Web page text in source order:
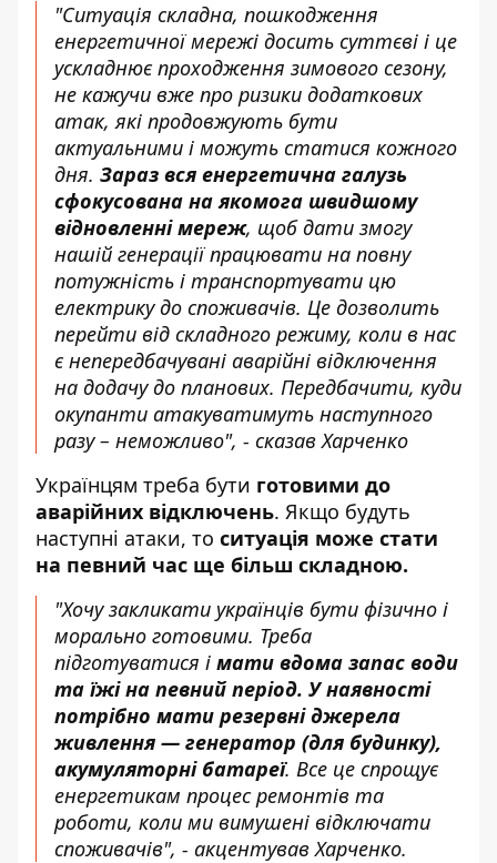
"Ситуація складна, пошкодження
енергетичної мережі досить суттєві і це
ускладнює проходження зимового сезону,
не кажучи вже про ризики додаткових
атак, які продовжують бути
актуальними і можуть статися кожного
дня. Зараз вся енергетична галузь
сфокусована на якомога швидшому
відновленні мереж, щоб дати змогу
нашій генерації працювати на повну
потужність і транспортувати цю
електрику до споживачів. Це дозволить
перейти від складного режиму, коли в нас
є непередбачувані аварійні відключення
на додачу до планових. Передбачити, куди
окупанти атакуватимуть наступного
разу – неможливо", - сказав Харченко
Українцям треба бути готовими до
аварійних відключень. Якщо будуть
наступні атаки, то ситуація може стати
на певний час ще більш складною.
"Хочу закликати українців бути фізично і
морально готовими. Треба
підготуватися і мати вдома запас води
та їжі на певний період. У наявності
потрібно мати резервні джерела
живлення — генератор (для будинку),
акумуляторні батареї. Все це спрощує
енергетикам процес ремонтів та
роботи, коли ми вимушені відключати
споживачів", - акцентував Харченко.